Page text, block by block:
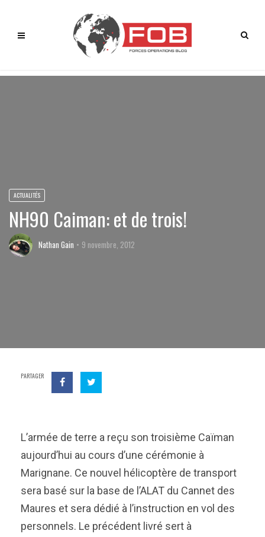
ACTUALITÉS
NH90 Caiman: et de trois!
Nathan Gain 9 novembre, 2012
PARTAGER
L’armée de terre a reçu son troisième Caïman
aujourd’hui au cours d’une cérémonie à
Marignane. Ce nouvel hélicoptère de transport
sera basé sur la base de l’ALAT du Cannet des
Maures et sera dédié à l’instruction en vol des
personnels. Le précédent livré sert à